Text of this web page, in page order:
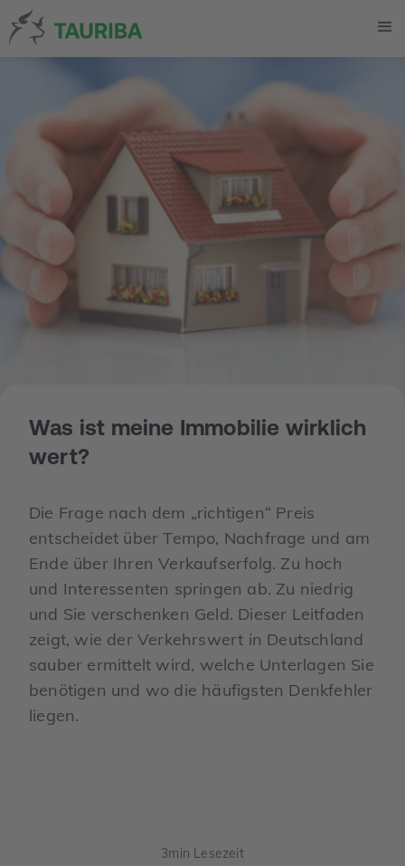
Was ist meine Immobilie wirklich
wert?
Die Frage nach dem „richtigen“ Preis
entscheidet über Tempo, Nachfrage und am
Ende über Ihren Verkaufserfolg. Zu hoch
und Interessenten springen ab. Zu niedrig
und Sie verschenken Geld. Dieser Leitfaden
zeigt, wie der Verkehrswert in Deutschland
sauber ermittelt wird, welche Unterlagen Sie
benötigen und wo die häufigsten Denkfehler
liegen.
3min Lesezeit